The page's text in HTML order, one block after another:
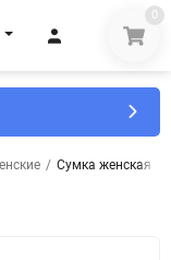
0
/ Сумка женская